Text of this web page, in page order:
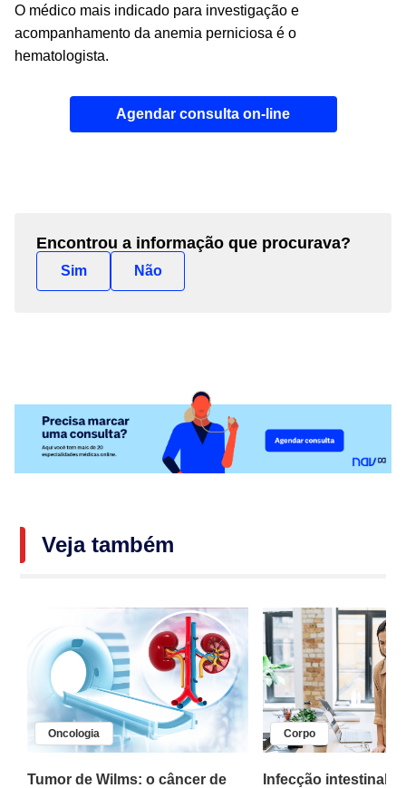
O médico mais indicado para investigação e
acompanhamento da anemia perniciosa é o
hematologista.
Agendar consulta on-line
Encontrou a informação que procurava?
Sim Não
Veja também
Oncologia
Tumor de Wilms: o câncer de
Corpo
Infecção intestinal